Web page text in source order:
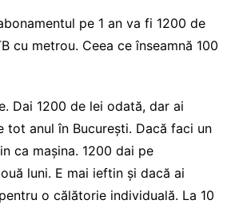
pe 1 an va fi 1200 de
cu metrou. Ceea ce înseamnă 100
Dai 1200 de lei odată, dar ai
tot anul în București. Dacă faci un
ca mașina. 1200 dai pe
luni. E mai ieftin și dacă ai
o călătorie individuală. La 10